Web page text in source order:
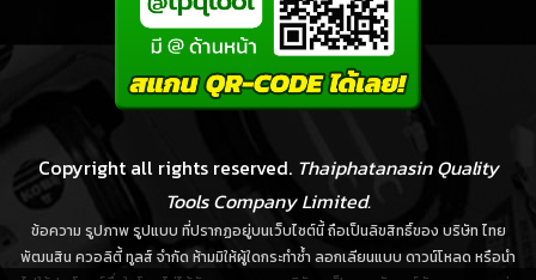
Copyright all rights reserved. Thaiphatanasin Quality
Tools Company Limited.
ข้อความ รูปภาพ รูปแบบ ที่ปรากฏอยู่บนเว็บไซต์นี้ ถือเป็นลิขสิทธิ์ของ บริษัท ไทย
พัฒนสิน ควอลิตี้ ทูลส์ จำกัด ห้ามมิให้ผู้ใดกระทำซ้ำ ลอกเลียนแบบ ดาวน์โหลด หรือนำ